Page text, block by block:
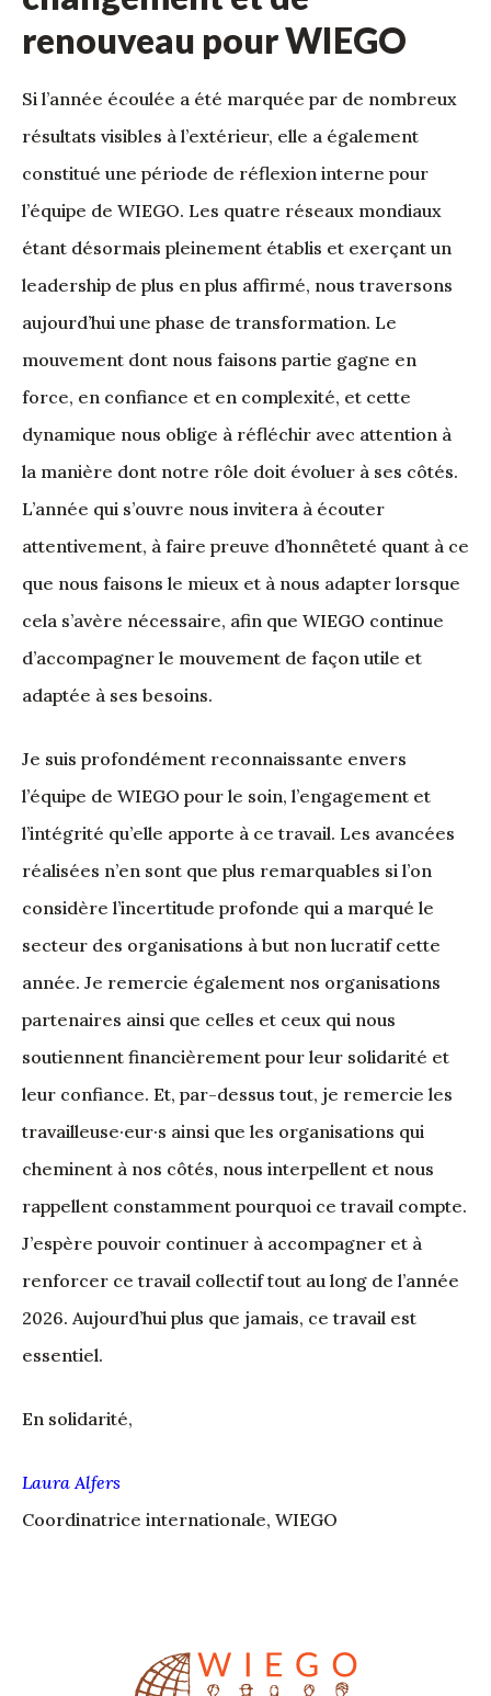
renouveau pour WIEGO
Si l’année écoulée a été marquée par de nombreux
résultats visibles à l’extérieur, elle a également
constitué une période de réflexion interne pour
l’équipe de WIEGO. Les quatre réseaux mondiaux
étant désormais pleinement établis et exerçant un
leadership de plus en plus affirmé, nous traversons
aujourd’hui une phase de transformation. Le
mouvement dont nous faisons partie gagne en
force, en confiance et en complexité, et cette
dynamique nous oblige à réfléchir avec attention à
la manière dont notre rôle doit évoluer à ses côtés.
L’année qui s’ouvre nous invitera à écouter
attentivement, à faire preuve d’honnêteté quant à ce
que nous faisons le mieux et à nous adapter lorsque
cela s’avère nécessaire, afin que WIEGO continue
d’accompagner le mouvement de façon utile et
adaptée à ses besoins.
Je suis profondément reconnaissante envers
l’équipe de WIEGO pour le soin, l’engagement et
l’intégrité qu’elle apporte à ce travail. Les avancées
réalisées n’en sont que plus remarquables si l’on
considère l’incertitude profonde qui a marqué le
secteur des organisations à but non lucratif cette
année. Je remercie également nos organisations
partenaires ainsi que celles et ceux qui nous
soutiennent financièrement pour leur solidarité et
leur confiance. Et, par-dessus tout, je remercie les
travailleuse·eur·s ainsi que les organisations qui
cheminent à nos côtés, nous interpellent et nous
rappellent constamment pourquoi ce travail compte.
J’espère pouvoir continuer à accompagner et à
renforcer ce travail collectif tout au long de l’année
2026. Aujourd’hui plus que jamais, ce travail est
essentiel.
En solidarité,
Laura Alfers
Coordinatrice internationale, WIEGO